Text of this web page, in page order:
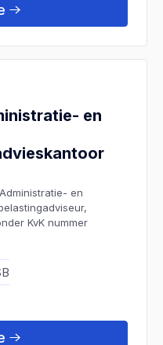
en
en
KvK nummer